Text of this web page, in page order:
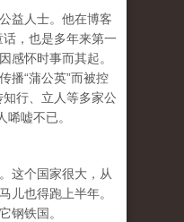
益人士。他在博客
，也是多年来第一
感怀时事而其起。
播“蒲公英”而被控
行、立人等多家公
唏嘘不已。
这个国家很大，从
儿也得跑上半年。
钢铁国。